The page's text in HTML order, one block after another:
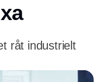
råt industrielt